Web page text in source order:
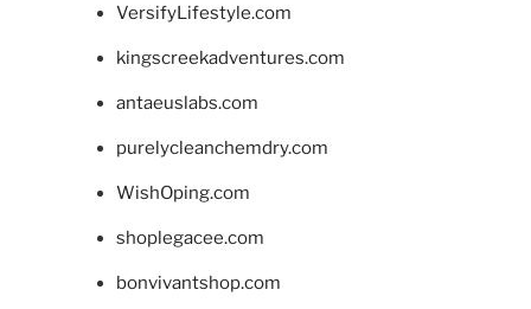
VersifyLifestyle.com
kingscreekadventures.com
antaeuslabs.com
purelycleanchemdry.com
WishOping.com
shoplegacee.com
bonvivantshop.com